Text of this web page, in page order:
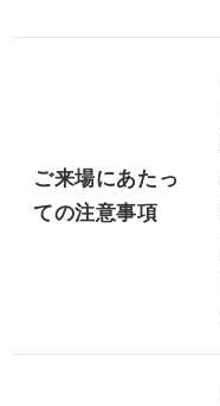
ご来場にあたっ
ての注意事項